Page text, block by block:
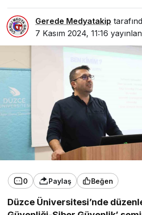
Gerede Medyatakip
7 Kasım 2024, 11:16
0 Paylaş Beğen
Düzce Üniversitesi’nde